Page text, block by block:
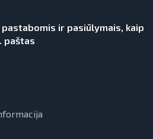
ir pasiūlymais, kaip
paštas